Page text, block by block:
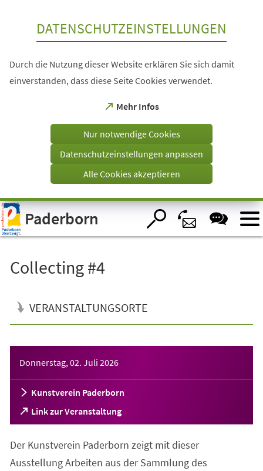
Visuelle
Assistenzsoftware
öffnen.
DATENSCHUTZEINSTELLUNGEN
Durch die Nutzung dieser Website erklären Sie sich damit
einverstanden, dass diese Seite Cookies verwendet.
Mehr Infos
(Öffnet
einem
Tab)
Nur notwendige Cookies
Datenschutzeinstellungen anpassen
Alle Cookies akzeptieren
Paderborn
Collecting #4
VERANSTALTUNGSORTE
Donnerstag, 02. Juli 2026
Kunstverein Paderborn
Link zur Veranstaltung
(Öffnet
in
neuen
Tab)
Der Kunstverein Paderborn zeigt mit dieser
Ausstellung Arbeiten aus der Sammlung des